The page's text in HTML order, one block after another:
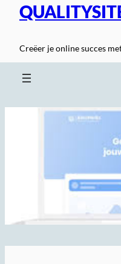
Creëer je online succes